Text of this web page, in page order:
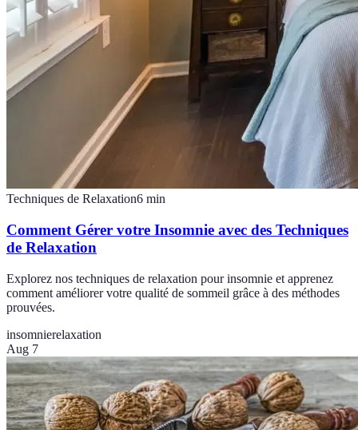
Techniques de Relaxation6 min
Comment Gérer votre Insomnie avec des Techniques
de Relaxation
Explorez nos techniques de relaxation pour insomnie et apprenez
comment améliorer votre qualité de sommeil grâce à des méthodes
prouvées.
insomnierelaxation
Aug 7